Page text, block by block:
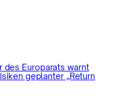
des Europarats warnt
geplanter „Return